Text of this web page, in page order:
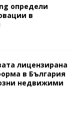
определи
в
лицензирана
в България
недвижими